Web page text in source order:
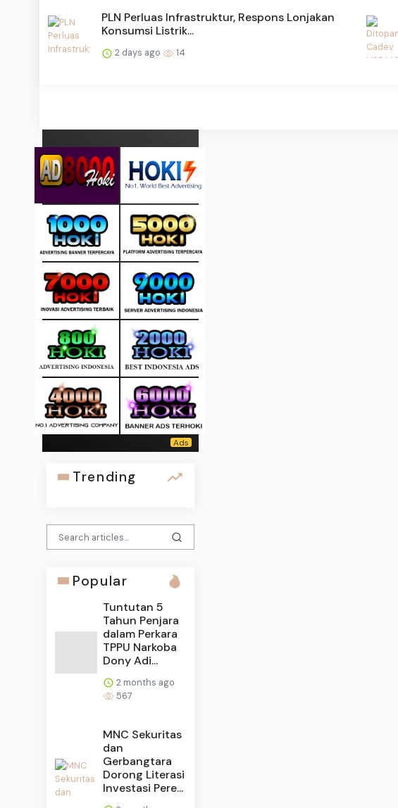
PLN Perluas Infrastruktur, Respons Lonjakan
Konsumsi Listrik...
2 days ago 14
Trending
Popular
Tuntutan 5
Tahun Penjara
dalam Perkara
TPPU Narkoba
Dony Adi...
2 months ago
567
MNC Sekuritas
dan
Gerbangtara
Dorong Literasi
Investasi Pere...